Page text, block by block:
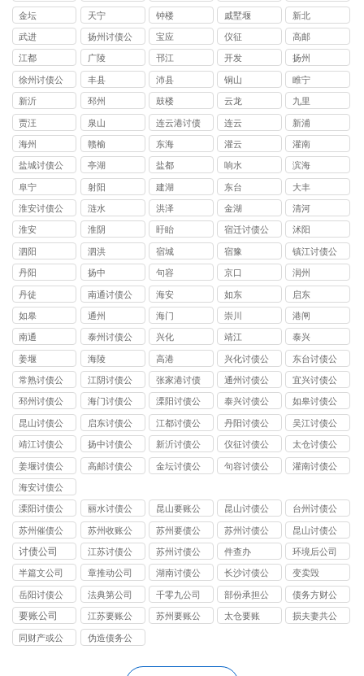
司
金坛 天宁 钟楼 戚墅堰 新北
武进
扬州讨债公
司
宝应 仪征 高邮
江都 广陵 邗江 开发 扬州
徐州讨债公
司
丰县 沛县 铜山 睢宁
新沂 邳州 鼓楼 云龙 九里
贾汪 泉山
连云港讨债
公司
连云 新浦
海州 赣榆 东海 灌云 灌南
盐城讨债公
司
亭湖 盐都 响水 滨海
阜宁 射阳 建湖 东台 大丰
淮安讨债公
司
涟水 洪泽 金湖 清河
淮安 淮阴 盱眙
宿迁讨债公
司
沭阳
泗阳 泗洪 宿城 宿豫
镇江讨债公
司
丹阳 扬中 句容 京口 润州
丹徒
南通讨债公
司
海安 如东 启东
如皋 通州 海门 崇川 港闸
南通
泰州讨债公
司
兴化 靖江 泰兴
姜堰 海陵 高港
兴化讨债公
司
东台讨债公
司
常熟讨债公
司
江阴讨债公
司
张家港讨债
公司
通州讨债公
司
宜兴讨债公
司
邳州讨债公
司
海门讨债公
司
溧阳讨债公
司
泰兴讨债公
司
如皋讨债公
司
昆山讨债公
司
启东讨债公
司
江都讨债公
司
丹阳讨债公
司
吴江讨债公
司
靖江讨债公
司
扬中讨债公
司
新沂讨债公
司
仪征讨债公
司
太仓讨债公
司
姜堰讨债公
司
高邮讨债公
金坛讨债公
句容讨债公
灌南讨债公
海安讨债公
司
溧阳讨债公
司
丽水讨债公
司
昆山要账公
司
昆山讨债公
司
台州讨债公
司
苏州催债公
司
苏州收账公
司
苏州要债公
司
苏州讨债公
司
昆山讨债公
司
讨债公司
江苏讨债公
司
苏州讨债公
司
件查办 环境后公司
半篇文公司 章推动公司
湖南讨债公
司
长沙讨债公
司
变卖毁
岳阳讨债公
司
法典第公司 千零九公司
部份承担公
司
债务方财公
司
要账公司
江苏要账公
司
苏州要账公
太仓要账
损夫妻共公
同财产或公
伪造债务公